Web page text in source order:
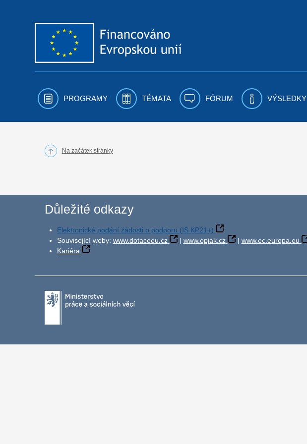
PROGRAMY TÉMATA FÓRUM VÝSLEDKY
Na začátek stránky
Důležité odkazy
Elektronické podání žádosti o podporu (IS KP21+)
Související weby: www.dotaceeu.cz | www.opjak.cz | www.ec.europa.eu
Kariéra